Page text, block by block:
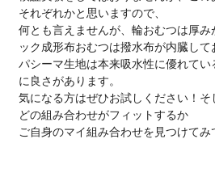
それぞれかと思いますので、
何とも言えませんが、輪おむつは厚み
ック成形布おむつは撥水布が内臓して
パシーマ生地は本来吸水性に優れて
に良さがあります。
気になる方はぜひお試しください！そ
どの組み合わせがフィットするか
ご自身のマイ組み合わせを見つけてみ